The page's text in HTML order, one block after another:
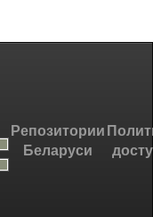
Репозитории
Беларуси